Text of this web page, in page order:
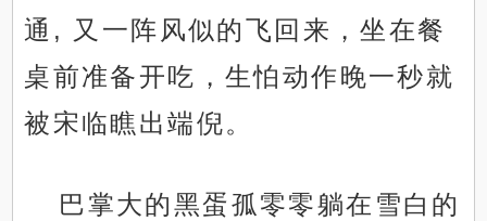
通, 又一阵风似的飞回来，坐在餐
桌前准备开吃，生怕动作晚一秒就
被宋临瞧出端倪。
巴掌大的黑蛋孤零零躺在雪白的